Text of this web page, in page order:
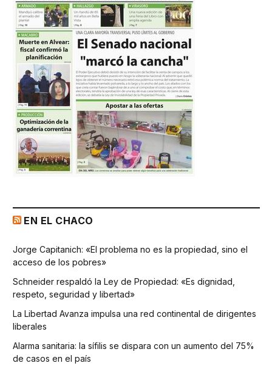
EN EL CHACO
Jorge Capitanich: «El problema no es la propiedad, sino el
acceso de los pobres»
Schneider respaldó la Ley de Propiedad: «Es dignidad,
respeto, seguridad y libertad»
La Libertad Avanza impulsa una red continental de dirigentes
liberales
Alarma sanitaria: la sífilis se dispara con un aumento del 75%
de casos en el país